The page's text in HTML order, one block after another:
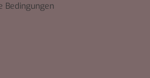
Bedingungen